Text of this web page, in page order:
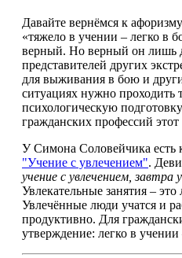
Давайте вернёмся к
«тяжело в учении – легко в
верный. Но верный он лишь
представителей других
для выживания в бою и
ситуациях нужно
психологическую
гражданских профессий
У Симона Соловейчика есть
"Учение с увлечением".
учение с увлечением, завтра
Увлекательные занятия – это
Увлечённые люди учатся и
продуктивно. Для
утверждение: легко в